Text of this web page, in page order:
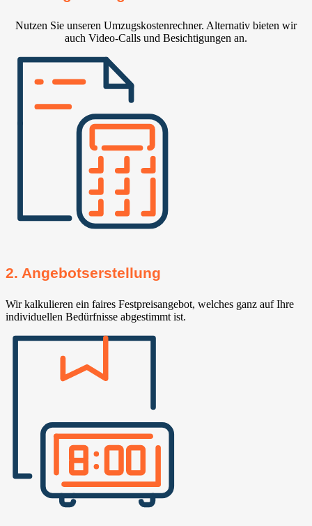
Nutzen Sie unseren Umzugskostenrechner. Alternativ bieten wir
auch Video-Calls und Besichtigungen an.
2. Angebotserstellung
Wir kalkulieren ein faires Festpreisangebot, welches ganz auf Ihre
individuellen Bedürfnisse abgestimmt ist.